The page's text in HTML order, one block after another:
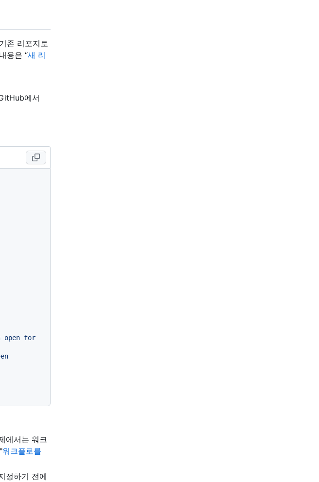
존 리포지토
용은 “새 리
에서
open for
에서는 워크
워크플로를
정하기 전에